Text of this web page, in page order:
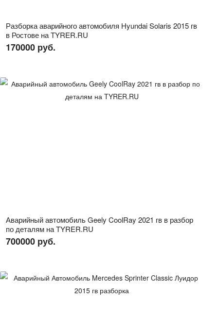
Разборка аварийного автомобиля Hyundai Solaris 2015 гв
в Ростове на TYRER.RU
170000 руб.
Аварийный автомобиль Geely CoolRay 2021 гв в разбор
по деталям на TYRER.RU
700000 руб.